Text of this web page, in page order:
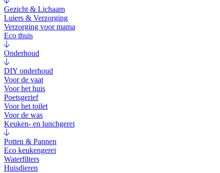
Gezicht & Lichaam
Luiers & Verzorging
Verzorging voor mama
Eco thuis
Onderhoud
DIY onderhoud
Voor de vaat
Voor het huis
Poetsgerief
Voor het toilet
Voor de was
Keuken- en lunchgerei
Potten & Pannen
Eco keukengerei
Waterfilters
Huisdieren